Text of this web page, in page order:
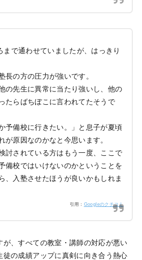
で通わせていましたが、はっきり
長の方の圧力が強いです。
の先生に異常に当たり強いし、他の
たらばちぼこに言われてたそうで
予備校に行きたい。」と息子が夏頃
が原因なのかなと今思います。
討されている方はもう一度、ここで
備校ではいけないのかということを
、入塾させたほうが良いかもしれま
引用： Googleのクチコミ
が、すべての教室・講師の対応が悪い
徒の成績アップに真剣に向き合う熱心